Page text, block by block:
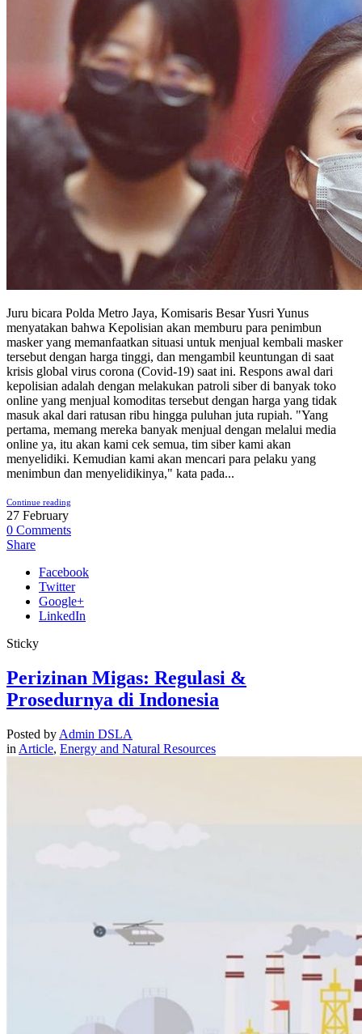
Juru bicara Polda Metro Jaya, Komisaris Besar Yusri Yunus
menyatakan bahwa Kepolisian akan memburu para penimbun
masker yang memanfaatkan situasi untuk menjual kembali masker
tersebut dengan harga tinggi, dan mengambil keuntungan di saat
krisis global virus corona (Covid-19) saat ini. Respons awal dari
kepolisian adalah dengan melakukan patroli siber di banyak toko
online yang menjual komoditas tersebut dengan harga yang tidak
masuk akal dari ratusan ribu hingga puluhan juta rupiah. "Yang
pertama, memang mereka banyak menjual dengan melalui media
online ya, itu akan kami cek semua, tim siber kami akan
menyelidiki. Kemudian kami akan mencari para pelaku yang
menimbun dan menyelidikinya," kata pada...
Continue reading
27 February
0 Comments
Share
Facebook
Twitter
Google+
LinkedIn
Sticky
Perizinan Migas: Regulasi &
Prosedurnya di Indonesia
Posted by Admin DSLA
in Article, Energy and Natural Resources